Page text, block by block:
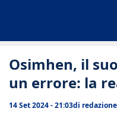
Osimhen, il
un errore: la
14 Set 2024 - 21:03di redazione